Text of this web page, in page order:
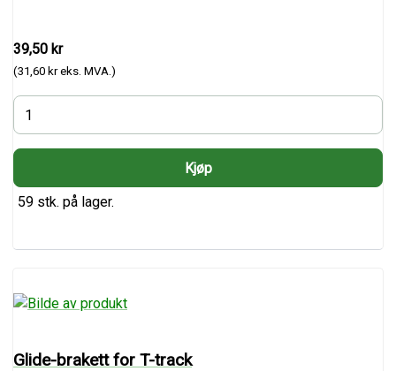
39,50 kr
(31,60 kr eks. MVA.)
59 stk. på lager.
Glide-brakett for T-track